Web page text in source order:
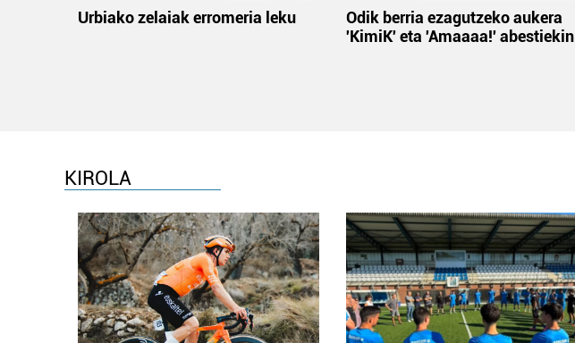
Urbiako zelaiak erromeria leku
Odik berria ezagutzeko aukera
'KimiK' eta 'Amaaaa!' abestiekin
KIROLA